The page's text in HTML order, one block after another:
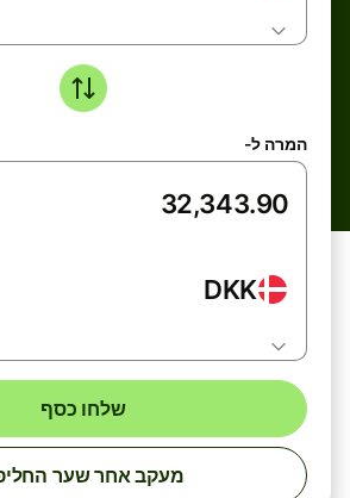
המרה ל-
DKK
שלחו כסף
מעקב אחר שער החליפין